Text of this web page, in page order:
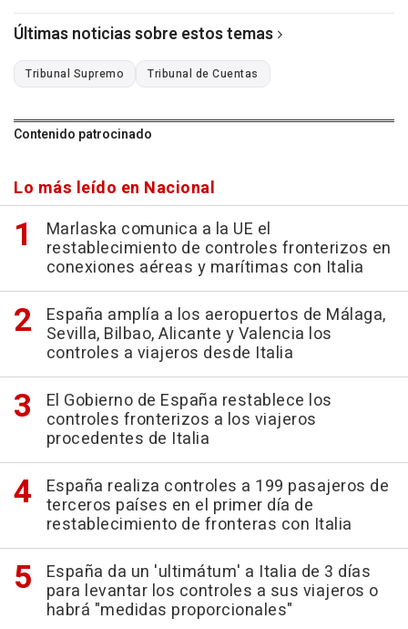
Últimas noticias sobre estos temas
Tribunal Supremo Tribunal de Cuentas
Contenido patrocinado
Lo más leído en Nacional
Marlaska comunica a la UE el
restablecimiento de controles fronterizos en
conexiones aéreas y marítimas con Italia
España amplía a los aeropuertos de Málaga,
Sevilla, Bilbao, Alicante y Valencia los
controles a viajeros desde Italia
El Gobierno de España restablece los
controles fronterizos a los viajeros
procedentes de Italia
España realiza controles a 199 pasajeros de
terceros países en el primer día de
restablecimiento de fronteras con Italia
España da un 'ultimátum' a Italia de 3 días
para levantar los controles a sus viajeros o
habrá "medidas proporcionales"